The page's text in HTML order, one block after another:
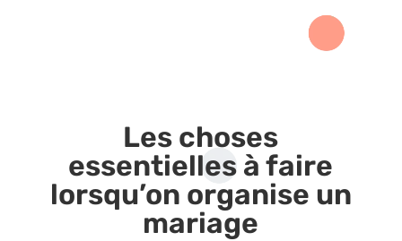
Les choses
essentielles à faire
lorsqu’on organise un
mariage